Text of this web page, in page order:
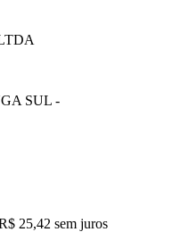
SUL -
25,42 sem juros